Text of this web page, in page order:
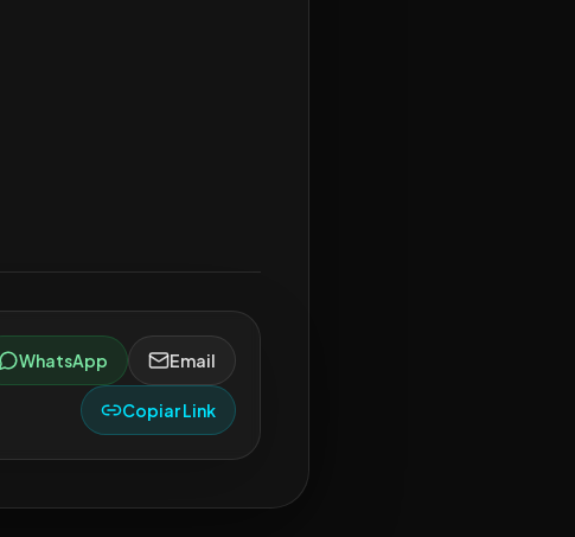
WhatsApp Email
Copiar Link